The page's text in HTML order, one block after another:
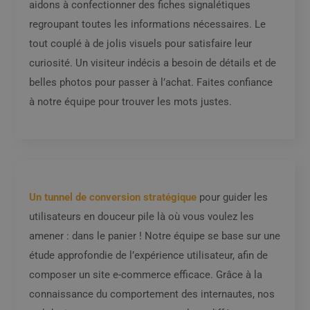
aidons à confectionner des fiches signalétiques
regroupant toutes les informations nécessaires. Le
tout couplé à de jolis visuels pour satisfaire leur
curiosité. Un visiteur indécis a besoin de détails et de
belles photos pour passer à l’achat. Faites confiance
à notre équipe pour trouver les mots justes.
Un tunnel de conversion stratégique pour guider les
utilisateurs en douceur pile là où vous voulez les
amener : dans le panier ! Notre équipe se base sur une
étude approfondie de l’expérience utilisateur, afin de
composer un site e-commerce efficace. Grâce à la
connaissance du comportement des internautes, nos